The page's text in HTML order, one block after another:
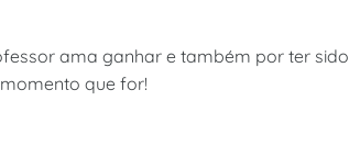
ama ganhar e também por ter sido
que for!